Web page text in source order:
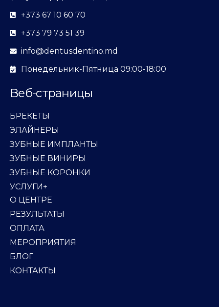
+373 67 10 60 70
+373 79 73 51 39
info@dentusdentino.md
Понедельник-Пятница 09:00-18:00
Веб-страницы
БРЕКЕТЫ
ЭЛАЙНЕРЫ
ЗУБНЫЕ ИМПЛАНТЫ
ЗУБНЫЕ ВИНИРЫ
ЗУБНЫЕ КОРОНКИ
УСЛУГИ+
О ЦЕНТРЕ
РЕЗУЛЬТАТЫ
ОПЛАТА
МЕРОПРИЯТИЯ
БЛОГ
КОНТАКТЫ